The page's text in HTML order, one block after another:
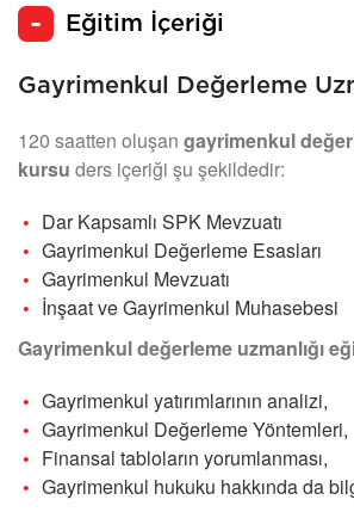
Eğitim İçeriği
Gayrimenkul Değerleme
120 saatten oluşan gayrimenkul
kursu ders içeriği şu şekildedir:
Dar Kapsamlı SPK Mevzuatı
Gayrimenkul Değerleme
Gayrimenkul Mevzuatı
İnşaat ve Gayrimenkul Muhasebesi
Gayrimenkul değerleme uzmanlığı
Gayrimenkul yatırımlarının analizi,
Gayrimenkul Değerleme Yöntemleri,
Finansal tabloların yorumlanması,
Gayrimenkul hukuku hakkında da